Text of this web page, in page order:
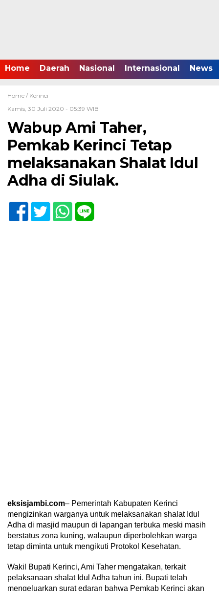
Home Daerah Nasional Internasional News
Home / Kerinci
Kamis, 30 Juli 2020 - 05:39 WIB
Wabup Ami Taher,
Pemkab Kerinci Tetap
melaksanakan Shalat Idul
Adha di Siulak.
eksisjambi.com– Pemerintah Kabupaten Kerinci
mengizinkan warganya untuk melaksanakan shalat Idul
Adha di masjid maupun di lapangan terbuka meski masih
berstatus zona kuning, walaupun diperbolehkan warga
tetap diminta untuk mengikuti Protokol Kesehatan.
Wakil Bupati Kerinci, Ami Taher mengatakan, terkait
pelaksanaan shalat Idul Adha tahun ini, Bupati telah
mengeluarkan surat edaran bahwa Pemkab Kerinci akan